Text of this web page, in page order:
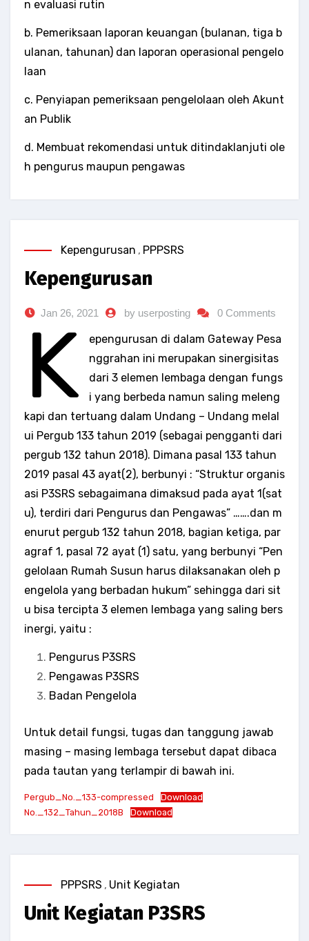
n evaluasi rutin
b. Pemeriksaan laporan keuangan (bulanan, tiga b
ulanan, tahunan) dan laporan operasional pengelo
laan
c. Penyiapan pemeriksaan pengelolaan oleh Akunt
an Publik
d. Membuat rekomendasi untuk ditindaklanjuti ole
h pengurus maupun pengawas
Kepengurusan , PPPSRS
Kepengurusan
Jan 26, 2021 by userposting 0 Comments
K
epengurusan di dalam Gateway Pesa
nggrahan ini merupakan sinergisitas
dari 3 elemen lembaga dengan fungs
i yang berbeda namun saling meleng
kapi dan tertuang dalam Undang – Undang melal
ui Pergub 133 tahun 2019 (sebagai pengganti dari
pergub 132 tahun 2018). Dimana pasal 133 tahun
2019 pasal 43 ayat(2), berbunyi : “Struktur organis
asi P3SRS sebagaimana dimaksud pada ayat 1(sat
u), terdiri dari Pengurus dan Pengawas” …….dan m
enurut pergub 132 tahun 2018, bagian ketiga, par
agraf 1, pasal 72 ayat (1) satu, yang berbunyi “Pen
gelolaan Rumah Susun harus dilaksanakan oleh p
engelola yang berbadan hukum” sehingga dari sit
u bisa tercipta 3 elemen lembaga yang saling bers
inergi, yaitu :
Pengurus P3SRS
Pengawas P3SRS
Badan Pengelola
Untuk detail fungsi, tugas dan tanggung jawab
masing – masing lembaga tersebut dapat dibaca
pada tautan yang terlampir di bawah ini.
Pergub_No._133-compressed
Download
No._132_Tahun_2018B
Download
PPPSRS , Unit Kegiatan
Unit Kegiatan P3SRS